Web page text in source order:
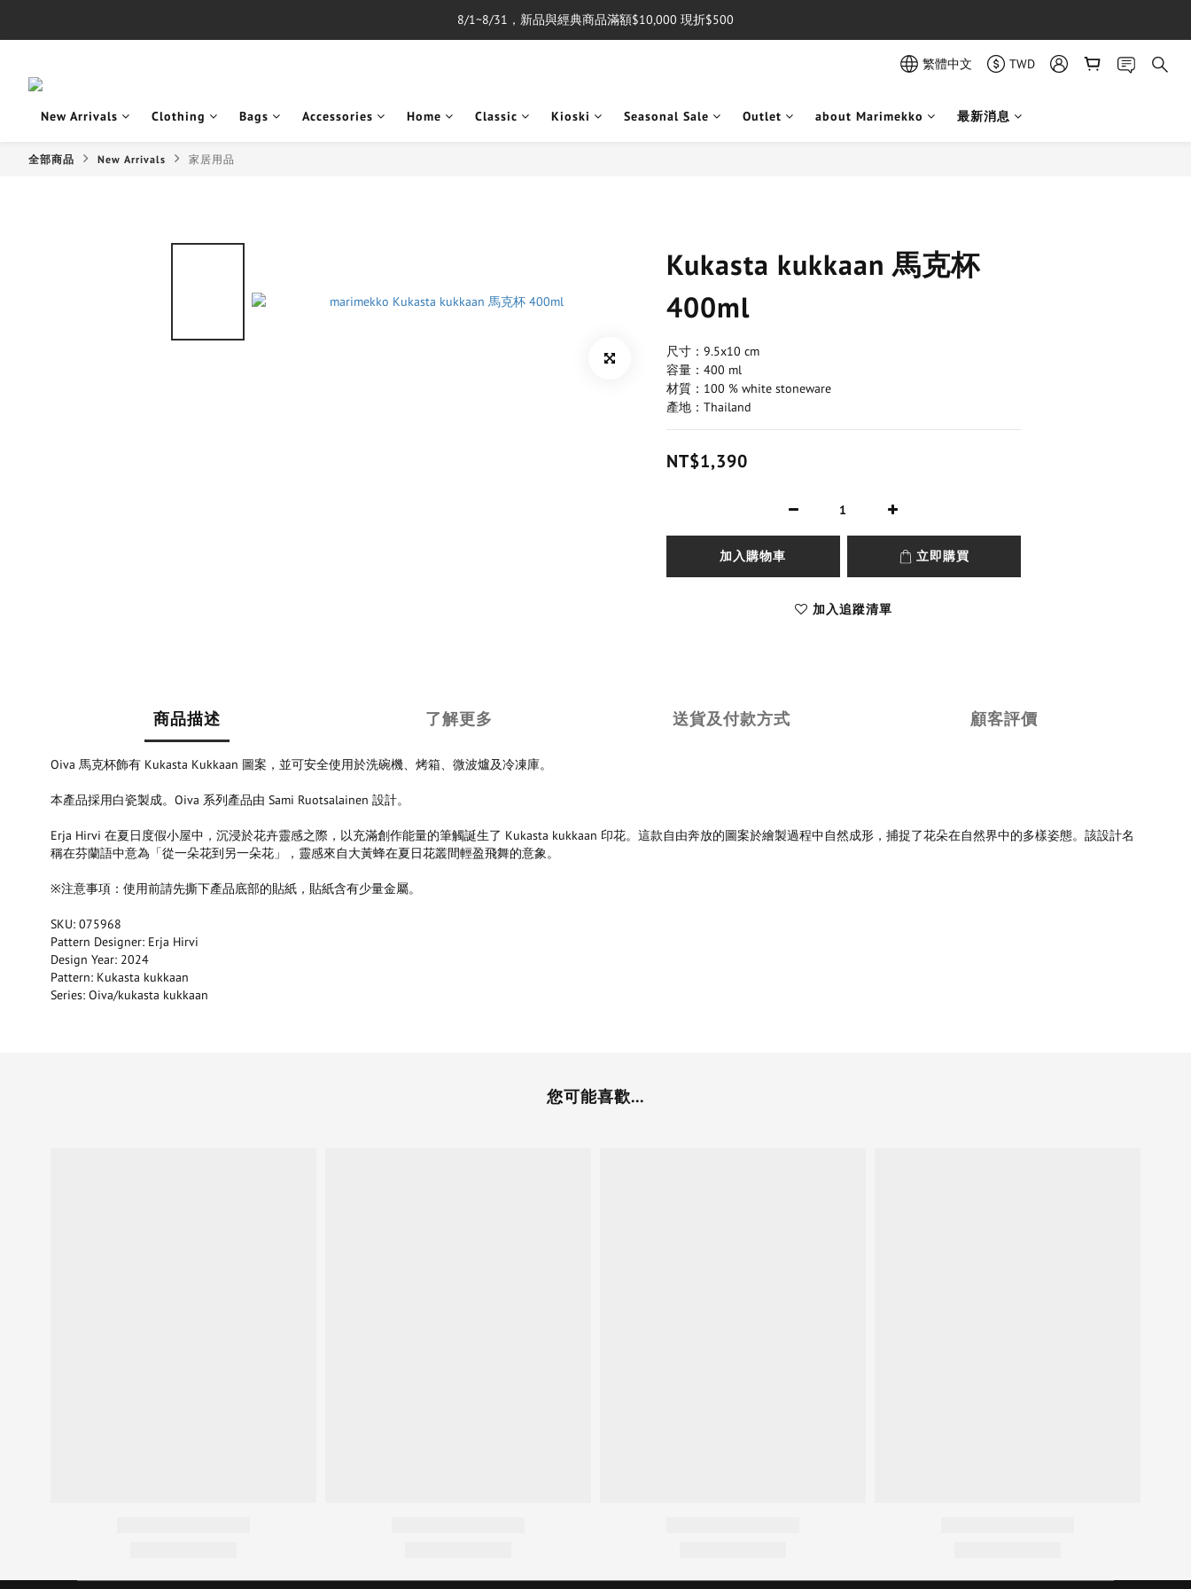
單筆消費滿$5,000享免運費
8/1~8/31，新品與經典商品滿額$10,000 現折$500
繁體中文 TWD
New Arrivals Clothing Bags Accessories Home Classic Kioski Seasonal Sale Outlet about Marimekko 最新消息
全部商品 New Arrivals 家居用品
Kukasta kukkaan 馬克杯
400ml
尺寸：9.5x10 cm
容量：400 ml
材質：100 % white stoneware
產地：Thailand
NT$1,390
加入購物車 立即購買
加入追蹤清單
商品描述 了解更多 送貨及付款方式 顧客評價
Oiva 馬克杯飾有 Kukasta Kukkaan 圖案，並可安全使用於洗碗機、烤箱、微波爐及冷凍庫。
本產品採用白瓷製成。Oiva 系列產品由 Sami Ruotsalainen 設計。
Erja Hirvi 在夏日度假小屋中，沉浸於花卉靈感之際，以充滿創作能量的筆觸誕生了 Kukasta kukkaan 印花。這款自由奔放的圖案於繪製過程中自然成形，捕捉了花朵在自然界中的多樣姿態。該設計名
稱在芬蘭語中意為「從一朵花到另一朵花」，靈感來自大黃蜂在夏日花叢間輕盈飛舞的意象。
※注意事項：使用前請先撕下產品底部的貼紙，貼紙含有少量金屬。
SKU: 075968
Pattern Designer: Erja Hirvi
Design Year: 2024
Pattern: Kukasta kukkaan
Series: Oiva/kukasta kukkaan
您可能喜歡...